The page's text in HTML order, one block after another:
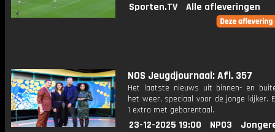
Sporten.TV
Alle afleveringen
NOS Jeugdjournaal: Afl. 357
Het laatste nieuws uit binnen- en
het weer, speciaal voor de jonge kijker.
1 extra met gebarentaal.
23-12-2025 19:00 NPO3